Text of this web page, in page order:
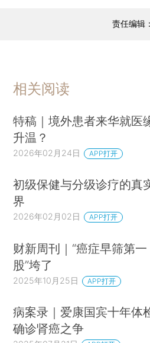
责任编辑
相关阅读
特稿｜境外患者来华就医
升温？
2026年02月24日 APP打开
初级保健与分级诊疗的真
界
2026年02月02日 APP打开
财新周刊｜“癌症早筛第一
股”垮了
2025年10月25日 APP打开
病案录｜爱康国宾十年体
确诊肾癌之争